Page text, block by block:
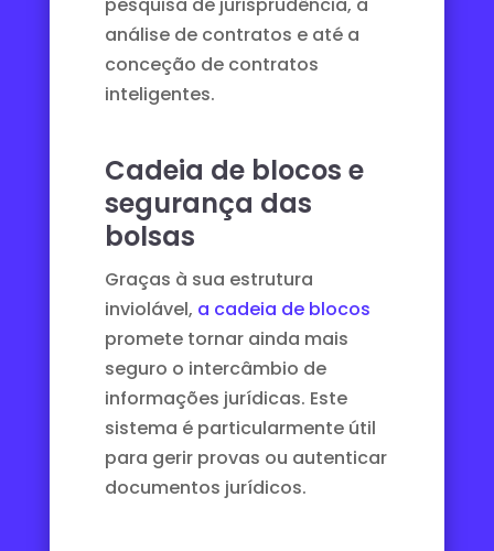
análise de contratos e até a
conceção de contratos
inteligentes.
Cadeia de blocos e
segurança das
bolsas
Graças à sua estrutura
inviolável, a cadeia de blocos
promete tornar ainda mais
seguro o intercâmbio de
informações jurídicas. Este
sistema é particularmente útil
para gerir provas ou autenticar
documentos jurídicos.